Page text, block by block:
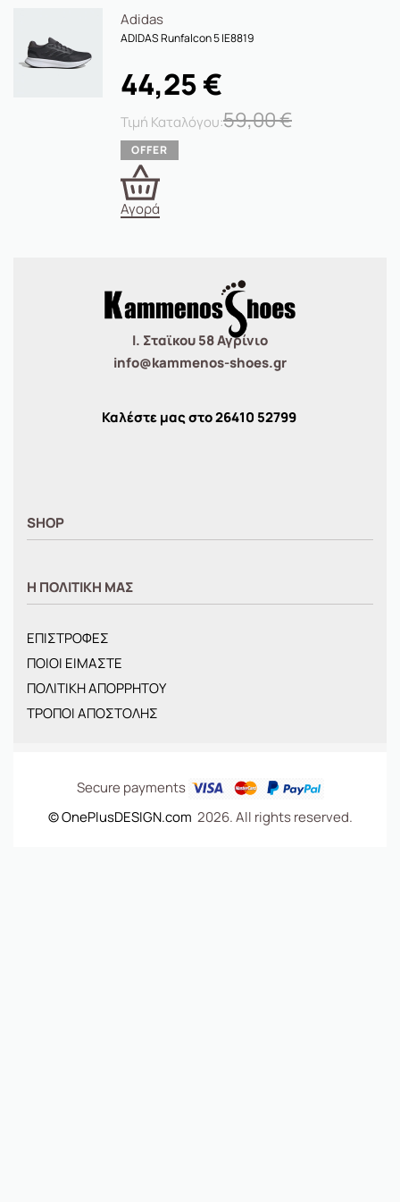
Adidas
ADIDAS Runfalcon 5 IE8819
59,00€
44,25€
Αγορά
Ι. Σταϊκου 58 Αγρίνιο
info@kammenos-shoes.gr
Καλέστε μας στο26410 52799
SHOP
ΓΥΝΑΙΚΕΙΑ
BRANDS
ΝΕΕΣ ΑΦΙΞΕΙΣ
OFFERS
ΤΣΑΝΤΕΣ
Η ΠΟΛΙΤΙΚΗ ΜΑΣ
ΕΠΙΣΤΡΟΦΕΣ
ΠΟΙΟΙ ΕΙΜΑΣΤΕ
ΠΟΛΙΤΙΚΗ ΑΠΟΡΡΗΤΟΥ
ΤΡΟΠΟΙ ΑΠΟΣΤΟΛΗΣ
Secure payments
© OnePlusDESIGN.com 2026. All rights reserved.